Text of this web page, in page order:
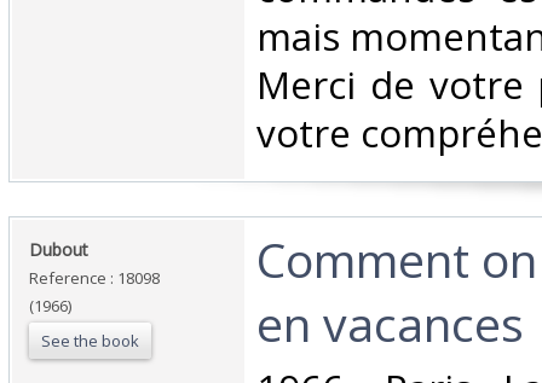
mais
Merci de votre
votre
‎Dubout‎
Reference : 18098
(1966)
See the book
‎Comment
en vacances‎